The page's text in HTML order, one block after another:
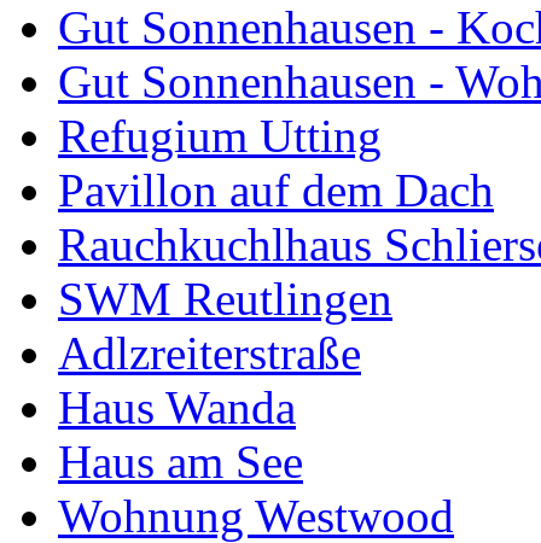
Gut Sonnenhausen -
Gut Sonnenhausen -
Refugium Utting
Pavillon auf dem Dach
Rauchkuchlhaus
SWM Reutlingen
Adlzreiterstraße
Haus Wanda
Haus am See
Wohnung Westwood